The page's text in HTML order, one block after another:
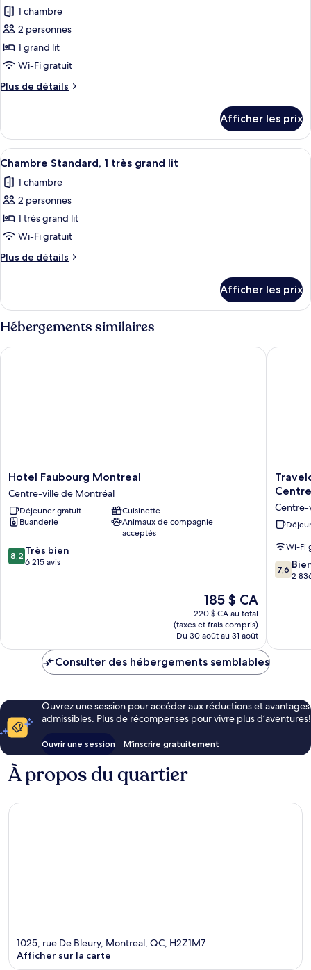
très
grand
lit
grand
lit
les
photos
pour
ce
type
de
Chambre
1 chambre
2 personnes
1 grand lit
Wi-Fi gratuit
Plus de détails
Plus
Chambre
Afficher les prix
Afficher
toutes
les
photos
pour
ce
type
de
Chambre
Standard,
1
très
Une chambre d’hôtel moderne
4
Chambre Standard, 1 très grand lit
1 chambre
2 personnes
1 très grand lit
Wi-Fi gratuit
Plus de détails
Plus
Chambre
Standard,
1
très
grand
Afficher les prix
Hébergements similaires
Hotel
Faubourg
Montreal
Centre-
ville
Montréal
Hotel Faubourg Montreal
Centre-ville de Montréal
Déjeuner gratuit
Cuisinette
Buanderie
Animaux de compagnie
acceptés
8.2
sur
8,2 Très bien
6 215 avis
Le
prix
est
de
185 $ CA
185 $ CA
220 $ CA au total
(taxes et frais compris)
Du 30 août au 31 août
Hotel Faubourg Montreal
Hotel
Centre-
ville
de
Centre
Centre-
Wi-Fi
7.6
sur
7,6
2
Consulter des hébergements semblables
Ouvrez une session pour accéder aux réductions et avantages
admissibles. Plus de récompenses pour vivre plus d’aventures!
Ouvrir une session M’inscrire gratuitement
À propos du quartier
1025, rue De Bleury, Montreal, QC, H2Z1M7
Afficher sur la carte